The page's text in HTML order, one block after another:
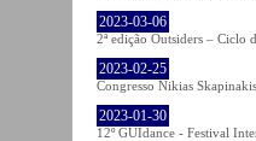
2023-03-06
2ª edição Outsiders – Ciclo
2023-02-25
Congresso Nikias
2023-01-30
12º GUIdance - Festival